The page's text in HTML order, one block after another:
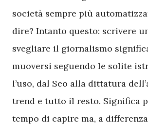
società sempre più
dire? Intanto questo: scrivere
svegliare il giornalismo
muoversi seguendo le solite
l’uso, dal Seo alla dittatura
trend e tutto il resto. Significa
tempo di capire ma, a